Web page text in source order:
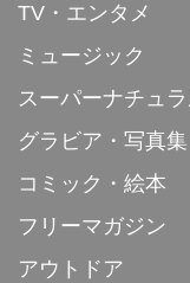
TV・エンタメ
ミュージック
スーパーナチュ
グラビア・写真集
コミック・絵本
フリーマガジン
アウトドア